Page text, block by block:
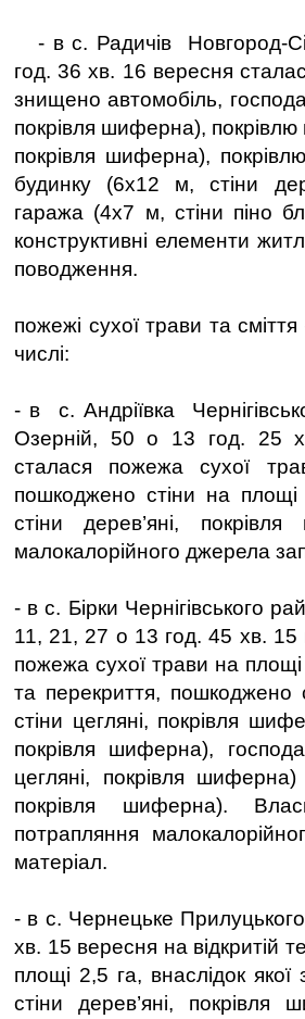
- в с. Радичів Новгород-
год. 36 хв. 16 вересня
знищено автомобіль,
покрівля шиферна), покрівлю
покрівля шиферна),
будинку (6х12 м, стіни
гаража (4х7 м, стіни піно
конструктивні елементи
поводження.
пожежі сухої трави та
числі:
- в с. Андріївка
Озерній, 50 о 13 год. 25
сталася пожежа сухої
пошкоджено стіни на площі
стіни дерев’яні,
малокалорійного джерела
- в с. Бірки Чернігівського
11, 21, 27 о 13 год. 45 хв. 15
пожежа сухої трави на площі
та перекриття,
стіни цегляні, покрівля
покрівля шиферна),
цегляні, покрівля
покрівля шиферна).
потрапляння
матеріал.
- в с. Чернецьке
хв. 15 вересня на відкритій
площі 2,5 га, внаслідок
стіни дерев’яні,